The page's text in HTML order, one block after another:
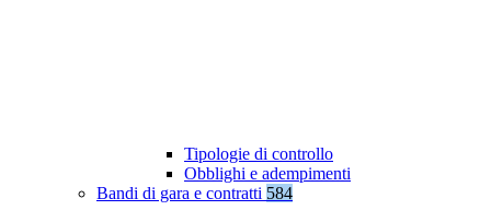
Tipologie di controllo
Obblighi e adempimenti
Bandi di gara e contratti 584